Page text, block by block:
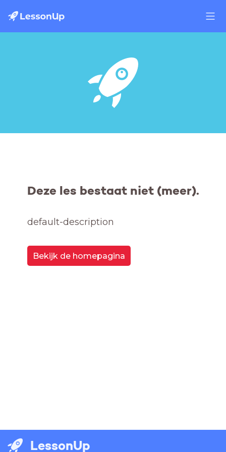
Deze les bestaat niet (meer).
default-description
Bekijk de homepagina
LessonUp